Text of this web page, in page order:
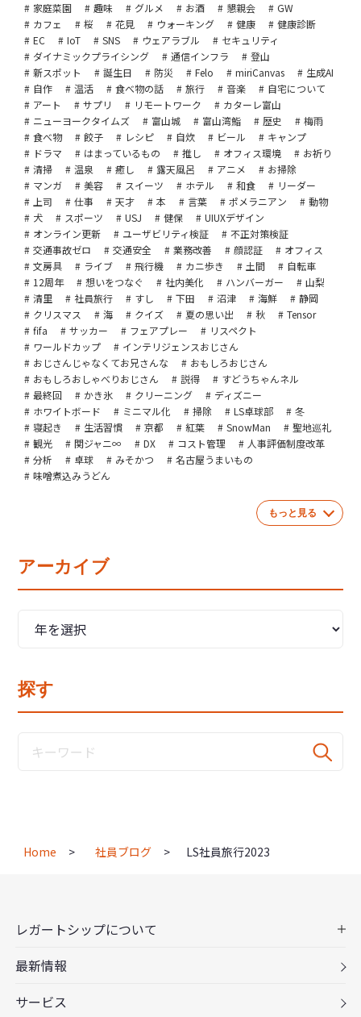
家庭菜園
趣味 グルメ お酒 懇親会
GW
カフェ
桜 花見 ウォーキング 健康
健康診断
EC
IoT SNS ウェアラブル
セキュリティ
ダイナミックプライシング
通信インフラ
登山
新スポット
誕生日 防災 Felo miriCanvas
生成AI
自作
温活 食べ物の話 旅行 音楽
自宅について
アート
サプリ リモートワーク
カターレ富山
ニューヨークタイムズ
富山城 富山湾鮨 歴史
梅雨
食べ物
餃子 レシピ 自炊 ビール
キャンプ
ドラマ
はまっているもの 推し オフィス環境
お祈り
清掃
温泉 癒し 露天風呂 アニメ
お掃除
マンガ
美容 スイーツ ホテル 和食
リーダー
上司
仕事 天才 本 言葉 ポメラニアン
動物
犬
スポーツ USJ 健保
UIUXデザイン
オンライン更新
ユーザビリティ検証
不正対策検証
交通事故ゼロ
交通安全 業務改善 顔認証
オフィス
文房具
ライブ 飛行機 カニ歩き 土間
自転車
12周年
想いをつなぐ 社内美化 ハンバーガー
山梨
清里
社員旅行 すし 下田 沼津 海鮮
静岡
クリスマス
海 クイズ 夏の思い出 秋
Tensor
fifa
サッカー フェアプレー
リスペクト
ワールドカップ
インテリジェンスおじさん
おじさんじゃなくてお兄さんな
おもしろおじさん
おもしろおしゃべりおじさん
説得
すどうちゃんネル
最終回
かき氷 クリーニング
ディズニー
ホワイトボード
ミニマル化 掃除 LS卓球部
冬
寝起き
生活習慣 京都 紅葉 SnowMan
聖地巡礼
観光
関ジャニ∞ DX コスト管理
人事評価制度改革
分析
卓球 みそかつ
名古屋うまいもの
味噌煮込みうどん
もっと見る
アーカイブ
探す
Home 社員ブログ LS社員旅行2023
レガートシップについて
最新情報
サービス